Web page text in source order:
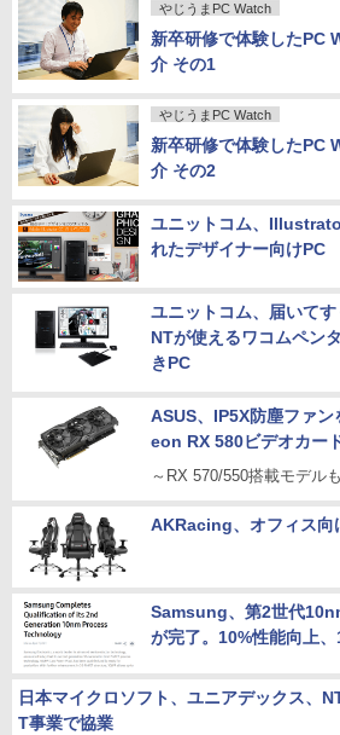
やじうまPC Watch
新卒研修で体験したPC
介 その1
やじうまPC Watch
新卒研修で体験したPC
介 その2
ユニットコム、
れたデザイナー向けPC
ユニットコム、届いて
NTが使えるワコムペン
きPC
ASUS、IP5X防塵ファ
eon RX 580ビデオカー
～RX 570/550搭載モデル
AKRacing、オフィス向
Samsung、第2世代
が完了。10%性能向上
日本マイクロソフト、ユニアデックス、
T事業で協業